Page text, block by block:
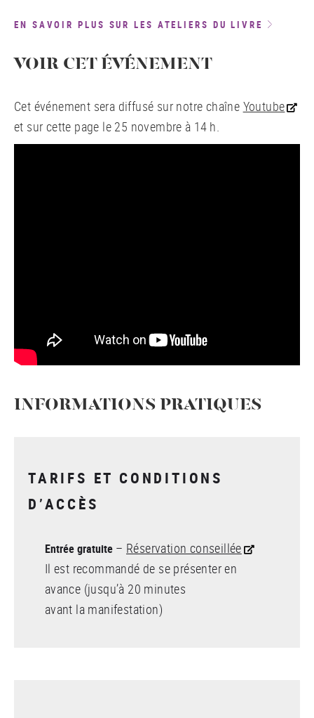
EN SAVOIR PLUS SUR LES ATELIERS DU LIVRE
VOIR CET ÉVÉNEMENT
Cet événement sera diffusé sur notre chaîne Youtube
et sur cette page le 25 novembre à 14 h.
INFORMATIONS PRATIQUES
TARIFS ET CONDITIONS
D’ACCÈS
Entrée gratuite– Réservation conseillée
Il est recommandé de se présenter en
avance (jusqu’à 20 minutes
avant la manifestation)